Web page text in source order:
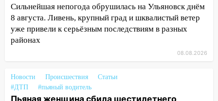
13:22 Упавшие деревья перекрыли
дороги в Ульяновске: фото
13:17
13:15
Трижды «брал в долг» без спроса:
житель Вешкаймского района похитил у
Сильнейшая непогода обрушилась на Ульяновск днём
8 августа. Ливень, крупный град и шквалистый ветер
уже привели к серьёзным последствиям в разных
районах
08.08.2026
Новости Происшествия
Статьи
#ДТП
#пьяный водитель
Пьяная женщина сбила шестилетнего